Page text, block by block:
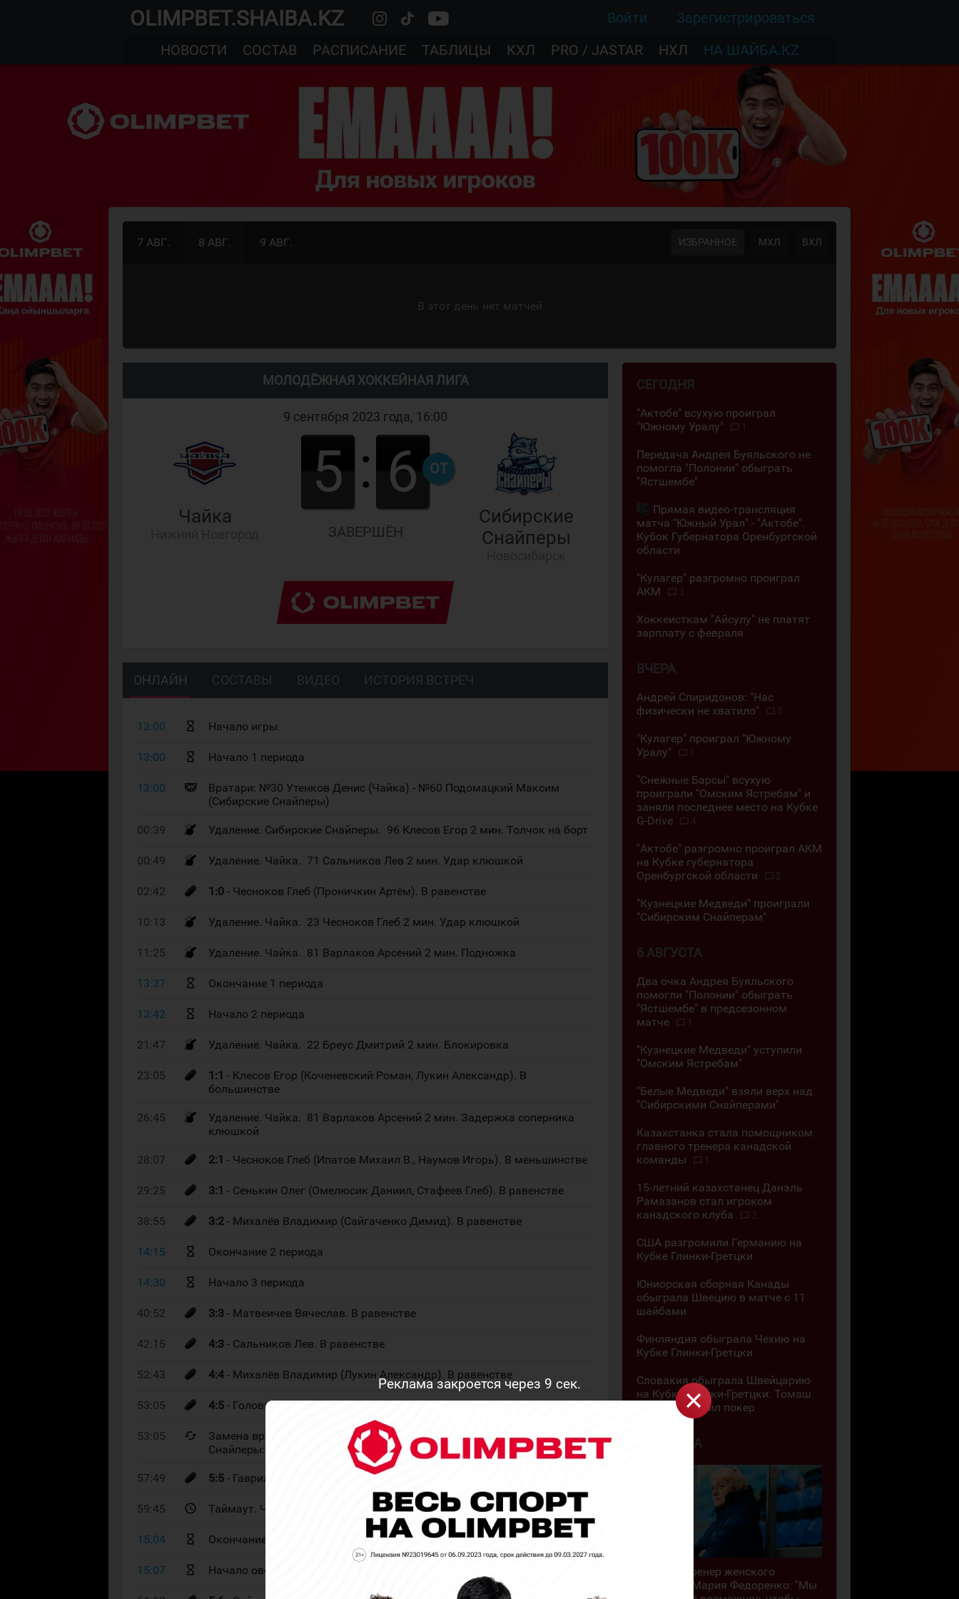
Реклама закроется через 8 сек.
OLIMPBET.SHAIBA.KZ Войти
Зарегистрироваться
НОВОСТИ
СОСТАВ РАСПИСАНИЕ ТАБЛИЦЫ КХЛ PRO / JASTAR НХЛ НА ШАЙБА.KZ
7 АВГ. 8 АВГ. 9 АВГ. ИЗБРАННОЕ МХЛ ВХЛ
В этот день нет матчей
МОЛОДЁЖНАЯ ХОККЕЙНАЯ ЛИГА
9 сентября 2023 года, 16:00
Чайка
5 : 6 ОТ
ЗАВЕРШЁН
Сибирские
Снайперы
ОНЛАЙН СОСТАВЫ ВИДЕО ИСТОРИЯ ВСТРЕЧ
13:00 Начало игры
13:00 Начало 1 периода
13:00
Вратари: №30 Утенков Денис (Чайка) - №60 Подомацкий Максим
(Сибирские Снайперы)
00:39 Удаление. Сибирские Снайперы. 96 Клесов Егор 2 мин. Толчок на борт
00:49 Удаление. Чайка. 71 Сальников Лев 2 мин. Удар клюшкой
02:42 1:0 - Чесноков Глеб (Проничкин Артём). В равенстве
10:13 Удаление. Чайка. 23 Чесноков Глеб 2 мин. Удар клюшкой
11:25 Удаление. Чайка. 81 Варлаков Арсений 2 мин. Подножка
13:27 Окончание 1 периода
13:42 Начало 2 периода
21:47 Удаление. Чайка. 22 Бреус Дмитрий 2 мин. Блокировка
23:05 1:1 - Клесов Егор (Коченевский Роман, Лукин Александр). В
большинстве
26:45
Удаление. Чайка. 81 Варлаков Арсений 2 мин. Задержка соперника
клюшкой
28:07 2:1 - Чесноков Глеб (Ипатов Михаил В., Наумов Игорь). В меньшинстве
29:25 3:1 - Сенькин Олег (Омелюсик Даниил, Стафеев Глеб). В равенстве
38:55 3:2 - Михалёв Владимир (Сайгаченко Димид). В равенстве
14:15 Окончание 2 периода
14:30 Начало 3 периода
40:52 3:3 - Матвеичев Вячеслав. В равенстве
42:15 4:3 - Сальников Лев. В равенстве
52:43 4:4 - Михалёв Владимир (Лукин Александр). В равенстве
53:05 4:5 - Головнёв Егор (Першаков Александр). В равенстве
53:05
Замена вратаря. Чайка: 52. Дагестанский Дмитрий. Сибирские
Снайперы: 60. Подомацкий Максим.
57:49 5:5 - Гаврилов Леонид (Проничкин Артём). В равенстве
59:45 Таймаут. Чайка
15:04 Окончание 3 периода
15:07 Начало овертайма
СЕГОДНЯ
"Актобе" всухую проиграл
"Южному Уралу"
1
Передача Андрея Буяльского не
помогла "Полонии" обыграть
"Ястшембе"
Прямая видео-трансляция
матча "Южный Урал" - "Актобе".
Кубок Губернатора Оренбургской
области
"Кулагер" разгромно проиграл
АКМ
3
Хоккеисткам "Айсулу" не платят
зарплату с февраля
ВЧЕРА
Андрей Спиридонов: "Нас
физически не хватило"
5
"Кулагер" проиграл "Южному
Уралу"
1
"Снежные Барсы" всухую
проиграли "Омским Ястребам" и
заняли последнее место на Кубке
G-Drive
4
"Актобе" разгромно проиграл АКМ
на Кубке губернатора
Оренбургской области
2
"Кузнецкие Медведи" проиграли
"Сибирским Снайперам"
6 АВГУСТА
Два очка Андрея Буяльского
помогли "Полонии" обыграть
"Ястшембе" в предсезонном
матче
1
"Кузнецкие Медведи" уступили
"Омским Ястребам"
"Белые Медведи" взяли верх над
"Сибирскими Снайперами"
Казахстанка стала помощником
главного тренера канадской
команды
1
15-летний казахстанец Данэль
Рамазанов стал игроком
канадского клуба
2
США разгромили Германию на
Кубке Глинки-Гретцки
Юниорская сборная Канады
обыграла Швецию в матче с 11
шайбами
Финляндия обыграла Чехию на
Кубке Глинки-Гретцки
Словакия обыграла Швейцарию
на Кубке Глинки-Гретцки. Томаш
Селич оформил покер
5 АВГУСТА
Главный тренер женского
"Торпедо" Мария Федоренко: "Мы